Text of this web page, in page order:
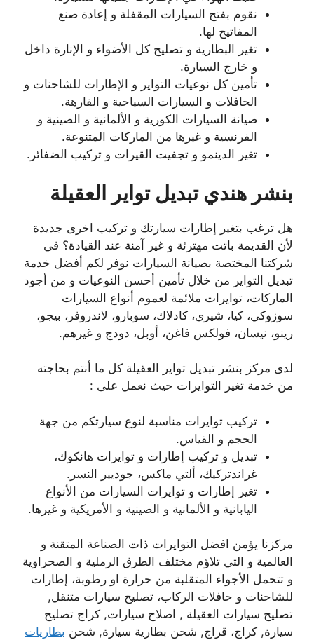
نقوم بفتح السيارات المقفلة و إعادة صنع
المفاتيح لها.
تغير البطارية و تصليح كل الأضواء و الإنارة داخل
و خارج السيارة.
تأمين كل نوعيات التواير و الإطارات للشاحنات و
الحافلات و السيارات السياحية و الفارهة.
صيانة السيارات الكورية و الألمانية و الصينية و
الفرنسية و غيرها من الماركات المتنوعة.
تغير الدينمو و تجفيت القيرات و تركيب الضفائر.
بنشر هندي تبديل تواير العقيلة
هل ترغب بتغير إطارات سيارتك و تركيب اخرى جديدة
لأن القديمة باتت مهترئة و غير آمنة عند القيادة؟ في
شركتنا المختصة بصيانة السيارات نوفر لكم أفضل خدمة
تبديل التواير من خلال تأمين أحسن النوعيات و من أجود
الماركات، توايرات ملائمة لعموم أنواع السيارات
سوزوكي، كيا، شيري، كادلاك، سوبارو، لاندروفر، بيجو،
رينو، نيسان، فولكس فاغن، أوبل، دودج و غيرهم.
لدى مركز بنشر تبديل تواير العقيلة كل ما أنتم بحاجته
من خدمة تغير التوايرات حيث نعمل على :
تركيب توايرات مناسبة لنوع سيارتكم من جهة
الحجم و القياس.
تبديل و تركيب إطارات و توايرات هانكوك،
غراندتركيك، ألتي ماكس، جوديير النسر.
تغير إطارات و توايرات السيارات من الأنواع
اليابانية و الألمانية و الصينية و الأمريكية و غيرها.
مركزنا يؤمن افضل التوايرات ذات الصناعة المتقنة و
العالمية و التي تلاؤم مختلف الطرق الرملية و الصحراوية
و تتحمل الأجواء المتقلبة من حرارة او رطوبة، إطارات
للشاحنات و حافلات الركاب، تصليح سيارات متنقل,
تصليح سيارات العقيلة , اصلاح سيارات, كراج تصليح
سيارة, كراج، قراج, شحن بطارية سيارة, شحن بطاريات